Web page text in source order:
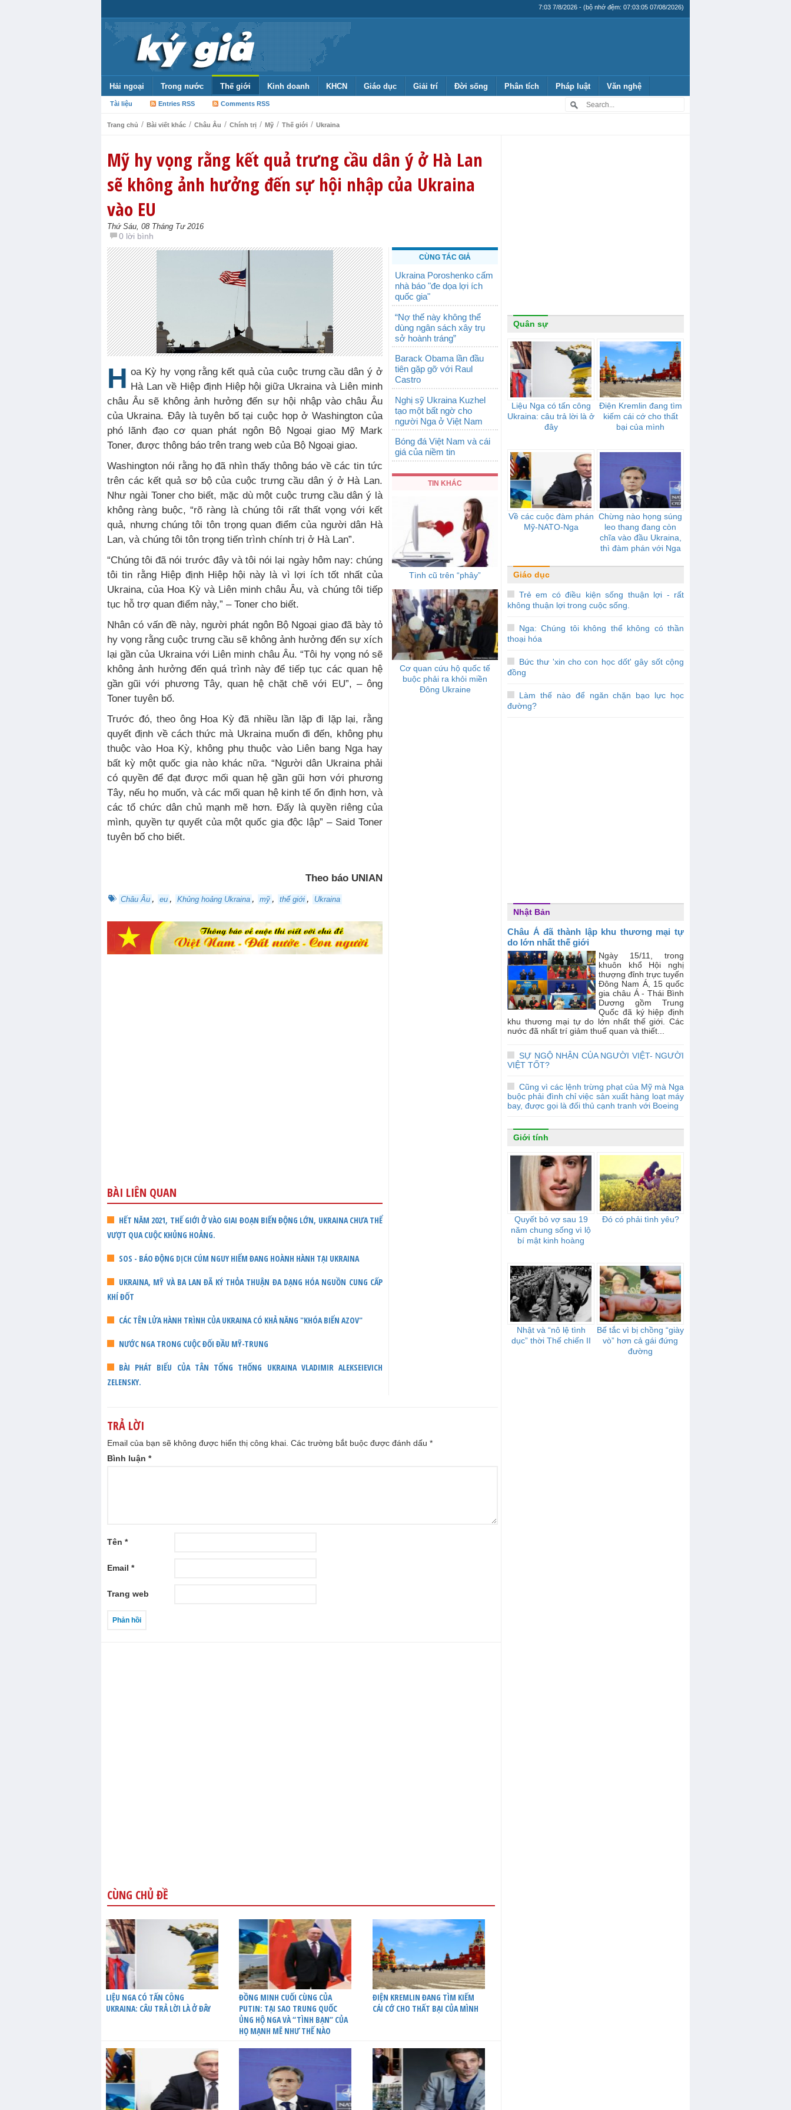
7:03 7/8/2026 - (bộ nhớ đệm: 07:03:05 07/08/2026)
Hải ngoại Trong nước Thế giới Kinh doanh KHCN Giáo dục Giải trí Đời sống Phân tích Pháp luật Văn nghệ
Tài liệu Entries RSS Comments RSS
Trang chủ / Bài viết khác / Châu Âu / Chính trị / Mỹ / Thế giới / Ukraina
Mỹ hy vọng rằng kết quả trưng cầu dân ý ở Hà Lan
sẽ không ảnh hưởng đến sự hội nhập của Ukraina
vào EU
Thứ Sáu, 08 Tháng Tư 2016
0 lời bình
H oa Kỳ hy vọng rằng kết quả của cuộc trưng cầu dân ý ở
Hà Lan về Hiệp định Hiệp hội giữa Ukraina và Liên minh
châu Âu sẽ không ảnh hưởng đến sự hội nhập vào châu Âu
của Ukraina. Đây là tuyên bố tại cuộc họp ở Washington của
phó lãnh đạo cơ quan phát ngôn Bộ Ngoại giao Mỹ Mark
Toner, được thông báo trên trang web của Bộ Ngoại giao.
Washington nói rằng họ đã nhìn thấy thông báo về các tin tức
trên các kết quả sơ bộ của cuộc trưng cầu dân ý ở Hà Lan.
Như ngài Toner cho biết, mặc dù một cuộc trưng cầu dân ý là
không ràng buộc, “rõ ràng là chúng tôi rất thất vọng với kết
quả, nhưng chúng tôi tôn trọng quan điểm của người dân Hà
Lan, và chúng tôi tôn trọng tiến trình chính trị ở Hà Lan”.
“Chúng tôi đã nói trước đây và tôi nói lại ngày hôm nay: chúng
tôi tin rằng Hiệp định Hiệp hội này là vì lợi ích tốt nhất của
Ukraina, của Hoa Kỳ và Liên minh châu Âu, và chúng tôi tiếp
tục hỗ trợ quan điểm này,” – Toner cho biết.
Nhân có vấn đề này, người phát ngôn Bộ Ngoại giao đã bày tỏ
hy vọng rằng cuộc trưng cầu sẽ không ảnh hưởng đến sự xích
lại gần của Ukraina với Liên minh châu Âu. “Tôi hy vọng nó sẽ
không ảnh hưởng đến quá trình này để tiếp tục các quan hệ
gần gũi với phương Tây, quan hệ chặt chẽ với EU”, – ông
Toner tuyên bố.
Trước đó, theo ông Hoa Kỳ đã nhiều lần lặp đi lặp lại, rằng
quyết định về cách thức mà Ukraina muốn đi đến, không phụ
thuộc vào Hoa Kỳ, không phụ thuộc vào Liên bang Nga hay
bất kỳ một quốc gia nào khác nữa. “Người dân Ukraina phải
có quyền để đạt được mối quan hệ gần gũi hơn với phương
Tây, nếu họ muốn, và các mối quan hệ kinh tế ổn định hơn, và
các tổ chức dân chủ mạnh mẽ hơn. Đấy là quyền riêng của
mình, quyền tự quyết của một quốc gia độc lập” – Said Toner
tuyên bố cho biết.
Theo báo UNIAN
Châu Âu , eu , Khủng hoảng Ukraina , mỹ , thế giới , Ukraina
BÀI LIÊN QUAN
HẾT NĂM 2021, THẾ GIỚI Ở VÀO GIAI ĐOẠN BIẾN ĐỘNG LỚN, UKRAINA CHƯA THỂ
VƯỢT QUA CUỘC KHỦNG HOẢNG.
SOS - BÁO ĐỘNG DỊCH CÚM NGUY HIỂM ĐANG HOÀNH HÀNH TẠI UKRAINA
UKRAINA, MỸ VÀ BA LAN ĐÃ KÝ THỎA THUẬN ĐA DẠNG HÓA NGUỒN CUNG CẤP
KHÍ ĐỐT
CÁC TÊN LỬA HÀNH TRÌNH CỦA UKRAINA CÓ KHẢ NĂNG "KHÓA BIỂN AZOV"
NƯỚC NGA TRONG CUỘC ĐỐI ĐẦU MỸ-TRUNG
BÀI PHÁT BIỂU CỦA TÂN TỔNG THỐNG UKRAINA VLADIMIR ALEKSEIEVICH
ZELENSKY.
CÙNG TÁC GIẢ
Ukraina Poroshenko cấm
nhà báo "đe dọa lợi ích
quốc gia"
“Nợ thế này không thể
dùng ngân sách xây trụ
sở hoành tráng”
Barack Obama lần đầu
tiên gặp gỡ với Raul
Castro
Nghị sỹ Ukraina Kuzhel
tạo một bất ngờ cho
người Nga ở Việt Nam
Bóng đá Việt Nam và cái
giá của niềm tin
TIN KHÁC
Tình cũ trên “phây”
Cơ quan cứu hộ quốc tế
buộc phải ra khỏi miền
Đông Ukraine
TRẢ LỜI
Email của bạn sẽ không được hiển thị công khai. Các trường bắt buộc được đánh dấu *
Bình luận *
Tên *
Email *
Trang web
CÙNG CHỦ ĐỀ
LIỆU NGA CÓ TẤN CÔNG
UKRAINA: CÂU TRẢ LỜI LÀ Ở ĐÂY
ĐỒNG MINH CUỐI CÙNG CỦA
PUTIN: TẠI SAO TRUNG QUỐC
ỦNG HỘ NGA VÀ “TÌNH BẠN” CỦA
HỌ MẠNH MẼ NHƯ THẾ NÀO
ĐIỆN KREMLIN ĐANG TÌM KIẾM
CÁI CỚ CHO THẤT BẠI CỦA MÌNH
Quân sự
Liệu Nga có tấn công
Ukraina: câu trả lời là ở
đây
Điện Kremlin đang tìm
kiếm cái cớ cho thất
bại của mình
Về các cuộc đàm phán
Mỹ-NATO-Nga
Chừng nào họng súng
leo thang đang còn
chĩa vào đầu Ukraina,
thì đàm phán với Nga
Giáo dục
Trẻ em có điều kiện sống thuận lợi - rất
không thuận lợi trong cuộc sống.
Nga: Chúng tôi không thể không có thần
thoại hóa
Bức thư 'xin cho con học dốt' gây sốt cộng
đồng
Làm thế nào để ngăn chặn bạo lực học
đường?
Nhật Bản
Châu Á đã thành lập khu thương mại tự
do lớn nhất thế giới
Ngày 15/11, trong
khuôn khổ Hội nghị
thượng đỉnh trực tuyến
Đông Nam Á, 15 quốc
gia châu Á - Thái Bình
Dương gồm Trung
Quốc đã ký hiệp định
khu thương mại tự do lớn nhất thế giới. Các
nước đã nhất trí giảm thuế quan và thiết...
SỰ NGỘ NHẬN CỦA NGƯỜI VIỆT- NGƯỜI
VIỆT TỐT?
Cũng vì các lệnh trừng phạt của Mỹ mà Nga
buộc phải đình chỉ việc sản xuất hàng loạt máy
bay, được gọi là đối thủ cạnh tranh với Boeing
Giới tính
Quyết bỏ vợ sau 19
năm chung sống vì lộ
bí mật kinh hoàng
Đó có phải tình yêu?
Nhật và “nô lệ tình
dục” thời Thế chiến II
Bế tắc vì bị chồng “giày
vò” hơn cả gái đứng
đường